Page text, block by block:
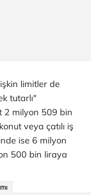
limitler de
tutarlı"
2 milyon 509 bin
veya çatılı iş
ise 6 milyon
500 bin liraya